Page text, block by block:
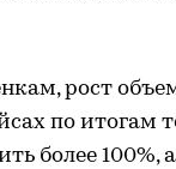
рост
по итогам
более 100%,